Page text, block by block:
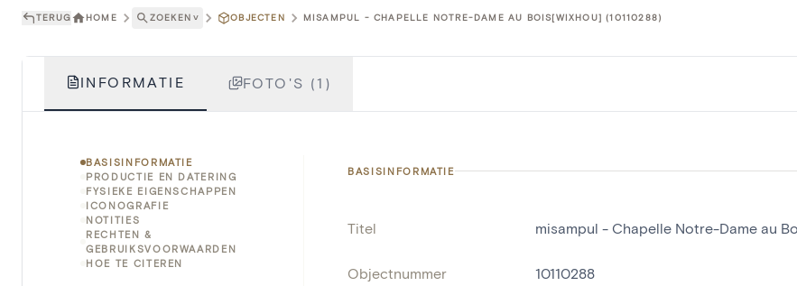
TERUG HOME ZOEKEN ˅ OBJECTEN MISAMPUL - CHAPELLE NOTRE-DAME AU BOIS[WIXHOU] (10110288)
INFORMATIE FOTO'S (1)
BASISINFORMATIE
PRODUCTIE EN DATERING
FYSIEKE EIGENSCHAPPEN
ICONOGRAFIE
NOTITIES
RECHTEN &
GEBRUIKSVOORWAARDEN
HOE TE CITEREN
BASISINFORMATIE
Titel misampul - Chapelle Notre-Dame au
Objectnummer 10110288